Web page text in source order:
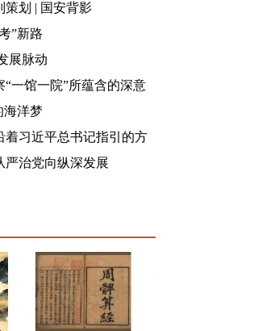
策划 | 国安背影
”新路
展脉动
一馆一院”所蕴含的深意
海洋梦
着习近平总书记指引的方
新征程建功新时代谱写新
严治党向纵深发展